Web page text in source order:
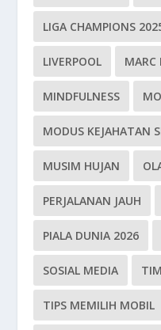
LIGA CHAMPIONS
LIVERPOOL MARC
MINDFULNESS
MODUS KEJAHATAN
MUSIM HUJAN
PERJALANAN JAUH
PIALA DUNIA 2026
SOSIAL MEDIA
TIPS MEMILIH MOBIL